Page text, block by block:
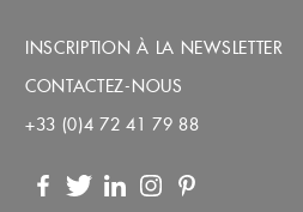
INSCRIPTION À LA NEWSLETTER
CONTACTEZ-NOUS
+33 (0)4 72 41 79 88